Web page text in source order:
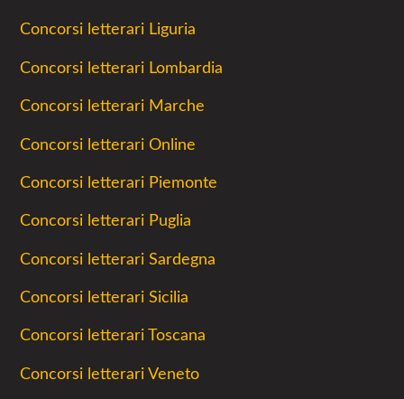
Concorsi letterari Liguria
Concorsi letterari Lombardia
Concorsi letterari Marche
Concorsi letterari Online
Concorsi letterari Piemonte
Concorsi letterari Puglia
Concorsi letterari Sardegna
Concorsi letterari Sicilia
Concorsi letterari Toscana
Concorsi letterari Veneto